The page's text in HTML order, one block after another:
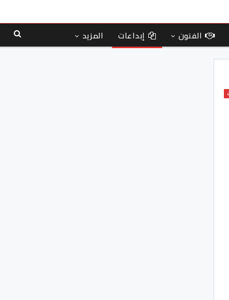
الفنون إبداعات المزيد